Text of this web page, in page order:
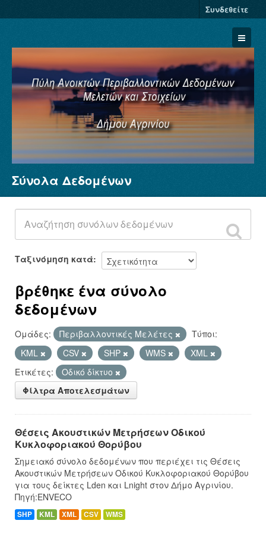
Συνδεθείτε
Σύνολα Δεδομένων
Φορείς
Ομάδες
Σχετικά
Σύνολα Δεδομένων
Ταξινόμηση κατά
βρέθηκε ένα σύνολο
δεδομένων
Ομάδες: Περιβαλλοντικές Μελέτες
Τύποι:
KML
CSV SHP WMS
XML
Ετικέτες:
Οδικό δίκτυο
Φίλτρα Αποτελεσμάτων
Θέσεις Ακουστικών Μετρήσεων Οδικού
Κυκλοφοριακού Θορύβου
Σημειακό σύνολο δεδομένων που περιέχει τις Θέσεις
Ακουστικών Μετρήσεων Οδικού Κυκλοφοριακού Θορύβου
για τους δείκτες Lden και Lnight στον Δήμο Αγρινίου.
Πηγή:ENVECO
SHP KML XML CSV WMS